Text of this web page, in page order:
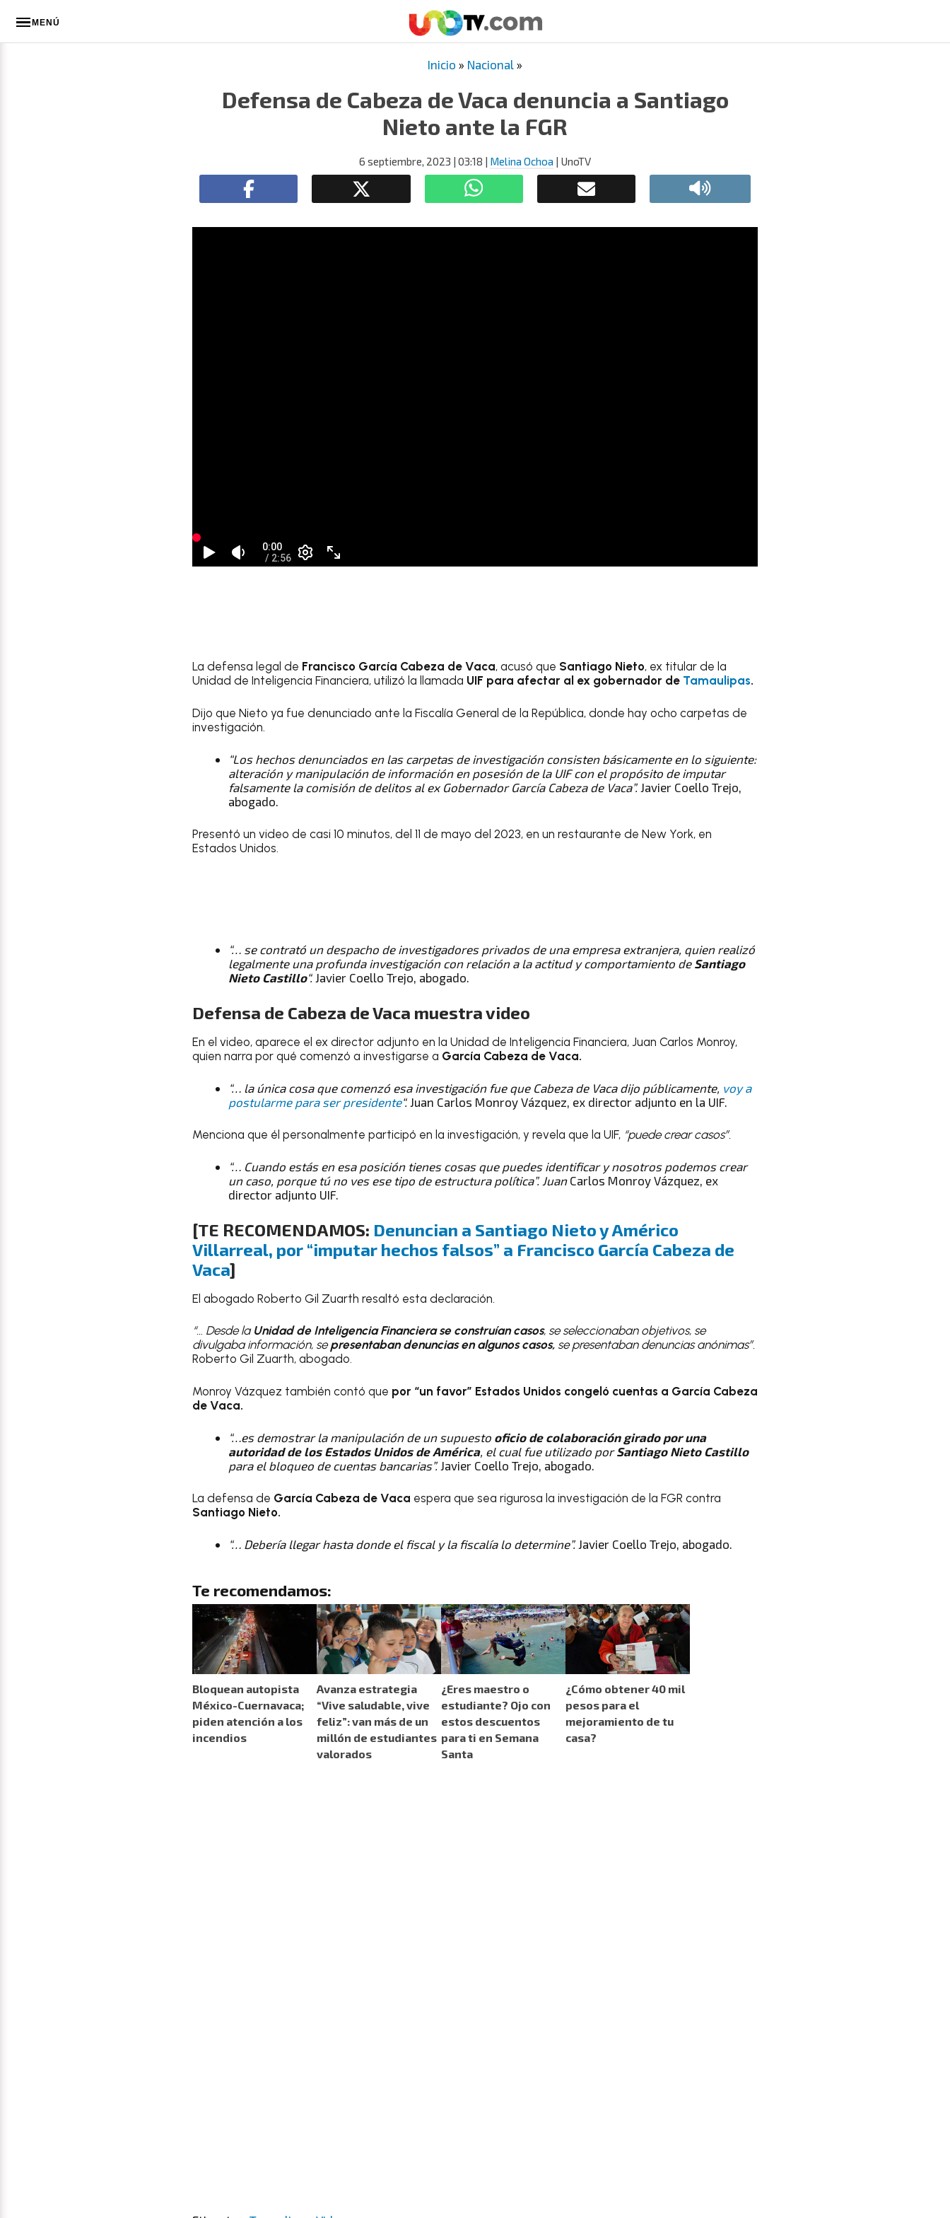
MENÚ
Inicio » Nacional »
Defensa de Cabeza de Vaca denuncia a Santiago
Nieto ante la FGR
6 septiembre, 2023 | 03:18 | Melina Ochoa | UnoTV
La defensa legal de Francisco García Cabeza de Vaca, acusó que Santiago Nieto, ex titular de la
Unidad de Inteligencia Financiera, utilizó la llamada UIF para afectar al ex gobernador de Tamaulipas.
Dijo que Nieto ya fue denunciado ante la Fiscalía General de la República, donde hay ocho carpetas de
investigación.
“Los hechos denunciados en las carpetas de investigación consisten básicamente en lo siguiente:
alteración y manipulación de información en posesión de la UIF con el propósito de imputar
falsamente la comisión de delitos al ex Gobernador García Cabeza de Vaca”. Javier Coello Trejo,
abogado.
Presentó un video de casi 10 minutos, del 11 de mayo del 2023, en un restaurante de New York, en
Estados Unidos.
“… se contrató un despacho de investigadores privados de una empresa extranjera, quien realizó
legalmente una profunda investigación con relación a la actitud y comportamiento de Santiago
Nieto Castillo“. Javier Coello Trejo, abogado.
Defensa de Cabeza de Vaca muestra video
En el video, aparece el ex director adjunto en la Unidad de Inteligencia Financiera, Juan Carlos Monroy,
quien narra por qué comenzó a investigarse a García Cabeza de Vaca.
“… la única cosa que comenzó esa investigación fue que Cabeza de Vaca dijo públicamente, voy a
postularme para ser presidente“. Juan Carlos Monroy Vázquez, ex director adjunto en la UIF.
Menciona que él personalmente participó en la investigación, y revela que la UIF, “puede crear casos”.
“… Cuando estás en esa posición tienes cosas que puedes identificar y nosotros podemos crear
un caso, porque tú no ves ese tipo de estructura política”. JuanCarlos Monroy Vázquez, ex
director adjunto UIF.
[TE RECOMENDAMOS: Denuncian a Santiago Nieto y Américo
Villarreal, por “imputar hechos falsos” a Francisco García Cabeza de
Vaca]
El abogado Roberto Gil Zuarth resaltó esta declaración.
“… Desde la Unidad de Inteligencia Financiera se construían casos, se seleccionaban objetivos, se
divulgaba información, sepresentaban denuncias en algunos casos, se presentaban denuncias anónimas”.
Roberto Gil Zuarth, abogado.
Monroy Vázquez también contó que por “un favor” Estados Unidos congeló cuentas a García Cabeza
de Vaca.
“…es demostrar la manipulación de un supuesto oficio de colaboración girado por una
autoridad de los Estados Unidos de América, el cual fue utilizado porSantiago Nieto Castillo
para el bloqueo de cuentas bancarias”. Javier Coello Trejo, abogado.
La defensa de García Cabeza de Vaca espera que sea rigurosa la investigación de la FGR contra
Santiago Nieto.
“… Debería llegar hasta donde el fiscal y la fiscalía lo determine”. Javier Coello Trejo, abogado.
Te recomendamos:
Bloquean autopista
México-Cuernavaca;
piden atención a los
incendios
Avanza estrategia
“Vive saludable, vive
feliz”: van más de un
millón de estudiantes
valorados
¿Eres maestro o
estudiante? Ojo con
estos descuentos
para ti en Semana
Santa
¿Cómo obtener 40 mil
pesos para el
mejoramiento de tu
casa?